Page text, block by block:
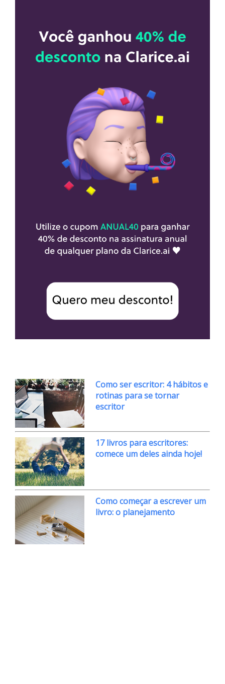
Como ser escritor: 4 hábitos e
rotinas para se tornar
escritor
17 livros para escritores:
comece um deles ainda hoje!
Como começar a escrever um
livro: o planejamento